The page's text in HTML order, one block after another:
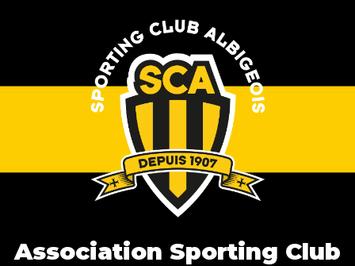
Association Sporting Club